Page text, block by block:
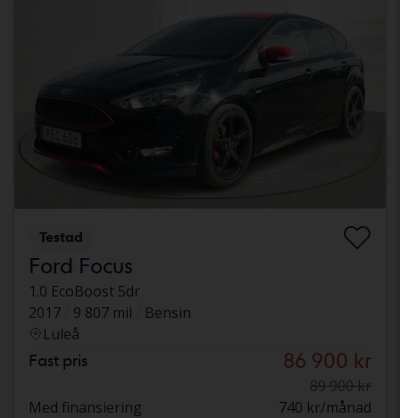
Testad
Ford Focus
1.0 EcoBoost 5dr
2017
9 807 mil
Bensin
Luleå
Fast pris 86 900 kr
89 900 kr
Med finansiering
740 kr/månad